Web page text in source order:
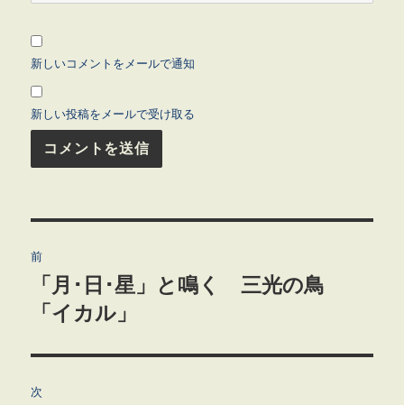
新しいコメントをメールで通知
新しい投稿をメールで受け取る
稿
ナ
ビ
ゲ
前
前
の
稿:
「月･日･星」と鳴く 三光の鳥
「イカル」
次